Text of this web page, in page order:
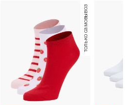
только самовывоз